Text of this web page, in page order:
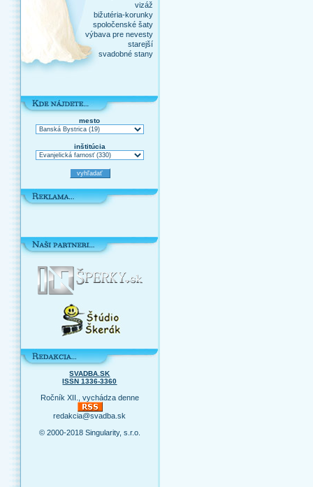
vizáž
bižutéria-korunky
spoločenské šaty
výbava pre nevesty
starejší
svadobné stany
mesto
inštitúcia
SVADBA.SK
ISSN 1336-3360
Ročník XII., vychádza denne
redakcia@svadba.sk
© 2000-2018 Singularity, s.r.o.